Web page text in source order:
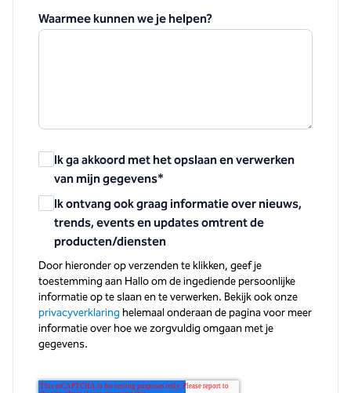
Waarmee kunnen we je helpen?
Ik ga akkoord met het opslaan en verwerken
van mijn gegevens*
Ik ontvang ook graag informatie over nieuws,
trends, events en updates omtrent de
producten/diensten
Door hieronder op verzenden te klikken, geef je
toestemming aan Hallo om de ingediende persoonlijke
informatie op te slaan en te verwerken. Bekijk ook onze
privacyverklaring helemaal onderaan de pagina voor meer
informatie over hoe we zorgvuldig omgaan met je
gegevens.